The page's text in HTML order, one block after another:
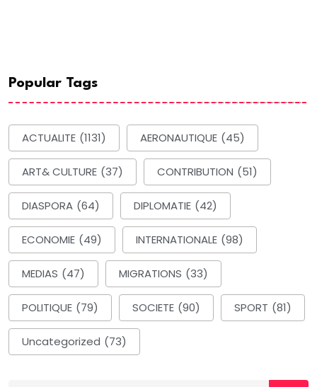
Popular Tags
ACTUALITE (1131) AERONAUTIQUE (45)
ART& CULTURE (37) CONTRIBUTION (51)
DIASPORA (64) DIPLOMATIE (42)
ECONOMIE (49) INTERNATIONALE (98)
MEDIAS (47) MIGRATIONS (33)
POLITIQUE (79) SOCIETE (90) SPORT (81)
Uncategorized (73)